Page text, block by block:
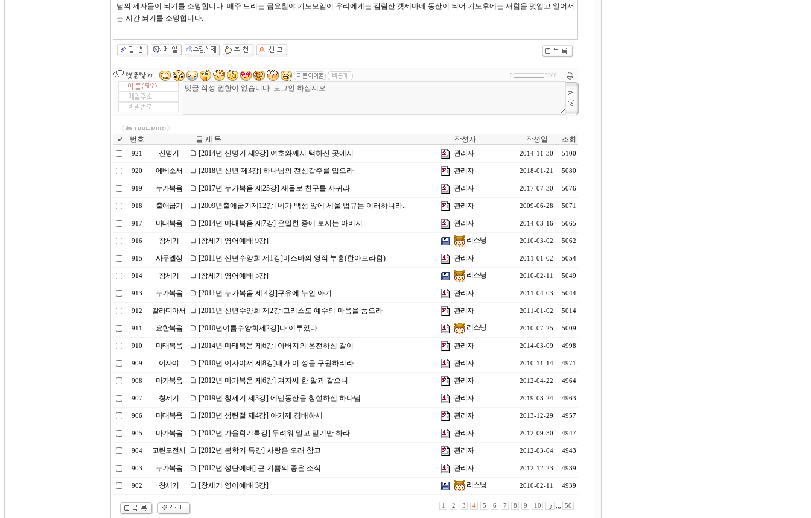
님의 제자들이 되기를 소망합니다. 매주 드리는 금요철야 기도모임이 우리에게는 감람산 겟세마네 동산이 되어 기도후에는 새힘을 덧입고 일어서
는 시간 되기를 소망합니다.
0 3500
번호 글 제 목 작성자 작성일 조회
921 신명기 [2014년 신명기 제9강] 여호와께서 택하신 곳에서 관리자 2014-11-30 5100
920 에베소서 [2018년 신년 제3강] 하나님의 전신갑주를 입으라 관리자 2018-01-21 5080
919 누가복음 [2017년 누가복음 제25강] 재물로 친구를 사귀라 관리자 2017-07-30 5076
918 출애굽기 [2009년출애굽기제12강] 네가 백성 앞에 세울 법규는 이러하니라.. 관리자 2009-06-28 5071
917 마태복음 [2014년 마태복음 제7강] 은밀한 중에 보시는 아버지 관리자 2014-03-16 5065
916 창세기 [창세기 영어예배 9강] 리스닝 2010-03-02 5062
915 사무엘상 [2011년 신년수양회 제1강]미스바의 영적 부흥(한아브라함) 관리자 2011-01-02 5054
914 창세기 [창세기 영어예배 5강] 리스닝 2010-02-11 5049
913 누가복음 [2011년 누가복음 제 4강]구유에 누인 아기 관리자 2011-04-03 5044
912 갈라디아서 [2011년 신년수양회 제2강]그리스도 예수의 마음을 품으라 관리자 2011-01-02 5014
911 요한복음 [2010년여름수양회제2강]다 이루었다 리스닝 2010-07-25 5009
910 마태복음 [2014년 마태복음 제6강] 아버지의 온전하심 같이 관리자 2014-03-09 4998
909 이사야 [2010년 이사야서 제8강]내가 이 성을 구원하리라 관리자 2010-11-14 4971
908 마가복음 [2012년 마가복음 제6강] 겨자씨 한 알과 같으니 관리자 2012-04-22 4964
907 창세기 [2019년 창세기 제3강] 에덴동산을 창설하신 하나님 관리자 2019-03-24 4963
906 마태복음 [2013년 성탄절 제4강] 아기께 경배하세 관리자 2013-12-29 4957
905 마가복음 [2012년 가을학기특강] 두려워 말고 믿기만 하라 관리자 2012-09-30 4947
904 고린도전서 [2012년 봄학기 특강] 사랑은 오래 참고 관리자 2012-03-04 4943
903 누가복음 [2012년 성탄예배] 큰 기쁨의 좋은 소식 관리자 2012-12-23 4939
902 창세기 [창세기 영어예배 3강] 리스닝 2010-02-11 4939
1 2 3 4 5 6 7 8 9 10 ,,, 50